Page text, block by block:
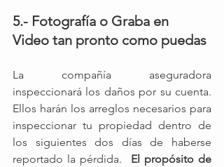
5.- Fotografía o Graba en
Video tan pronto como puedas
La compañía aseguradora
inspeccionará los daños por su cuenta.
Ellos harán los arreglos necesarios para
inspeccionar tu propiedad dentro de
los siguientes dos días de haberse
reportado la pérdida. El propósito de